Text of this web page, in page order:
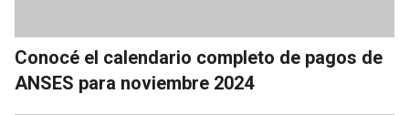
Conocé el calendario completo de pagos de
ANSES para noviembre 2024